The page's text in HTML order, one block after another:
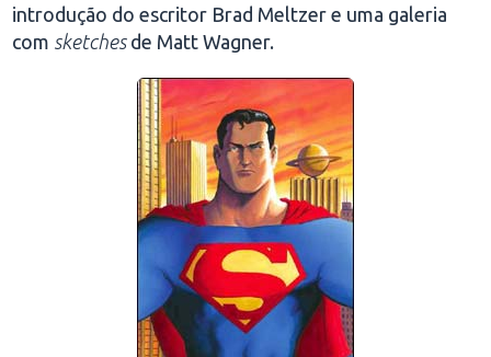
introdução do escritor Brad Meltzer e uma galeria
com sketchesde Matt Wagner.